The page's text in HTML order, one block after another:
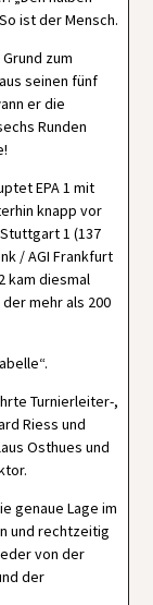
ist der Mensch.
zum
seinen fünf
er die
Runden
EPA 1 mit
knapp vor
1 (137
/ AGI Frankfurt
kam diesmal
mehr als 200
Turnierleiter-,
Riess und
Osthues und
genaue Lage im
und rechtzeitig
von der
der